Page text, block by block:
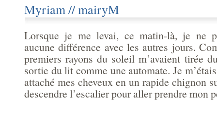
Myriam // mairyM
Lorsque je me levai, ce matin-là, je ne
aucune différence avec les autres jours.
premiers rayons du soleil m’avaient tirée
sortie du lit comme une automate. Je
attaché mes cheveux en un rapide chignon
descendre l’escalier pour aller prendre mon